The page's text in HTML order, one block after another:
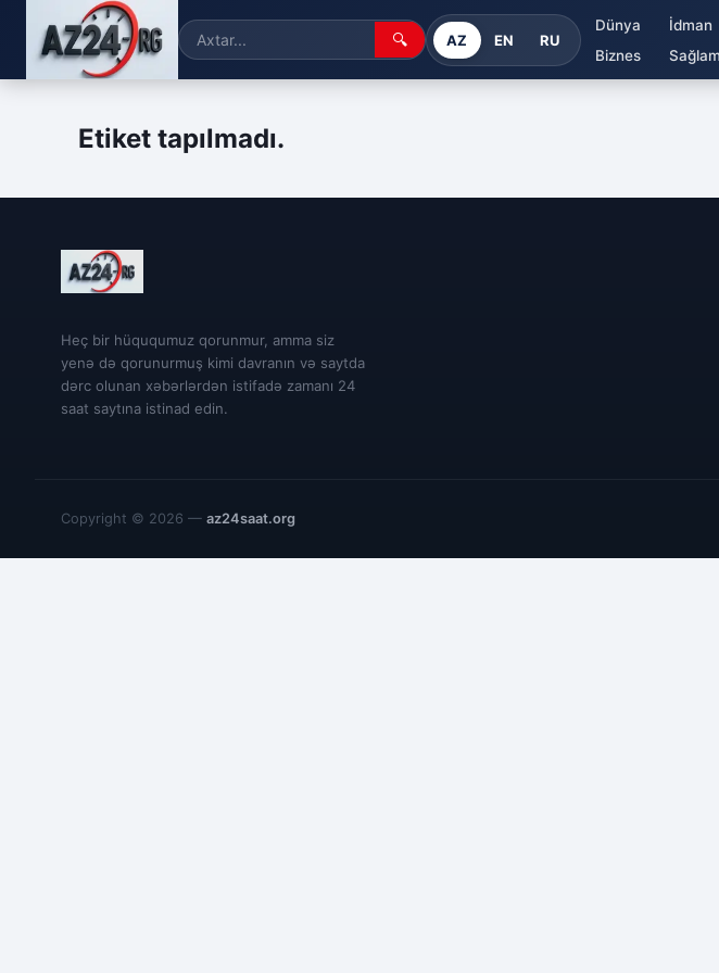
🔍 AZ EN RU
Dünya İdman
Biznes
Etiket tapılmadı.
Heç bir hüququmuz qorunmur, amma siz
yenə də qorunurmuş kimi davranın və saytda
dərc olunan xəbərlərdən istifadə zamanı 24
saat saytına istinad edin.
Copyright © 2026 — az24saat.org